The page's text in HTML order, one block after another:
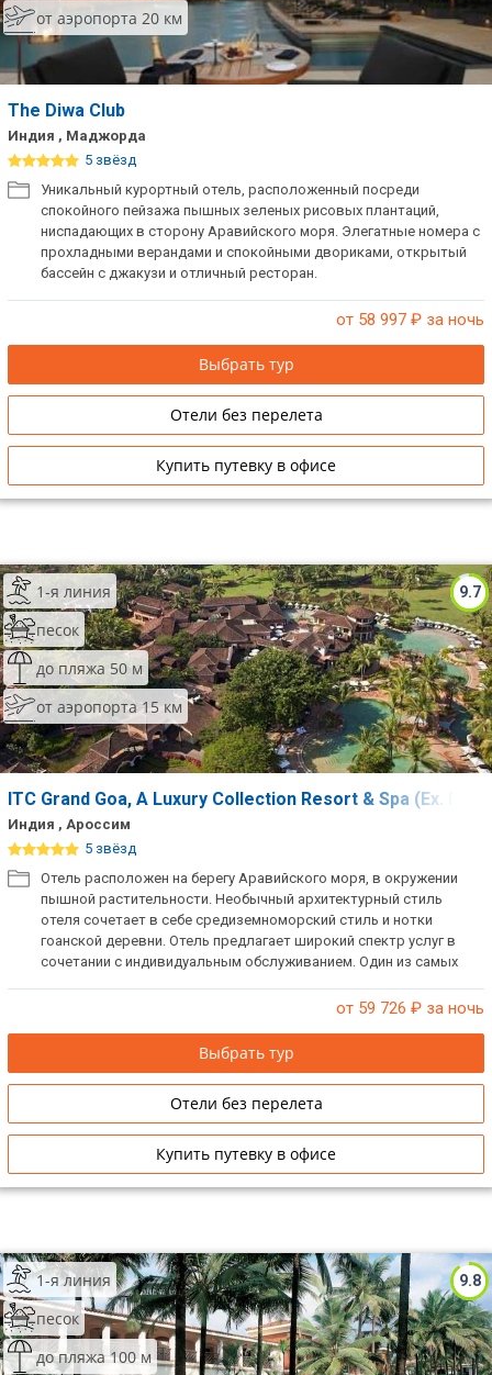
от аэропорта 20 км
The Diwa Club
Индия , Маджорда
5 звёзд
Уникальный курортный отель, расположенный посреди
спокойного пейзажа пышных зеленых рисовых плантаций,
ниспадающих в сторону Аравийского моря. Элегатные номера с
прохладными верандами и спокойными двориками, открытый
бассейн с джакузи и отличный ресторан.
от 58 997 ₽ за ночь
Выбрать тур
Отели без перелета
Купить путевку в офисе
9.7
1-я линия
песок
до пляжа 50 м
от аэропорта 15 км
ITC Grand Goa, A Luxury Collection Resort & Spa (Ex.
Индия , Ароссим
5 звёзд
Отель расположен на берегу Аравийского моря, в окружении
пышной растительности. Необычный архитектурный стиль
отеля сочетает в себе средиземноморский стиль и нотки
гоанской деревни. Отель предлагает широкий спектр услуг в
сочетании с индивидуальным обслуживанием. Один из самых
аюрведический центр с процедурами по омоложению.
от 59 726 ₽ за ночь
Выбрать тур
Отели без перелета
Купить путевку в офисе
9.8
1-я линия
песок
до пляжа 100 м